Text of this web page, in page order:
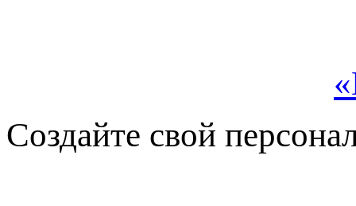
Создайте свой